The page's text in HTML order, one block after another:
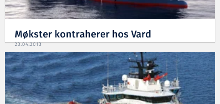
Møkster kontraherer hos Vard
23.04.2013